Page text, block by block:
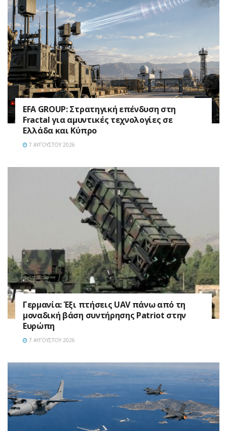
EFA GROUP: Στρατηγική επένδυση στη
Fractal για αμυντικές τεχνολογίες σε
Ελλάδα και Κύπρο
7 ΑΥΓΟΎΣΤΟΥ 2026
Γερμανία: Έξι πτήσεις UAV πάνω από τη
μοναδική βάση συντήρησης Patriot στην
Ευρώπη
7 ΑΥΓΟΎΣΤΟΥ 2026